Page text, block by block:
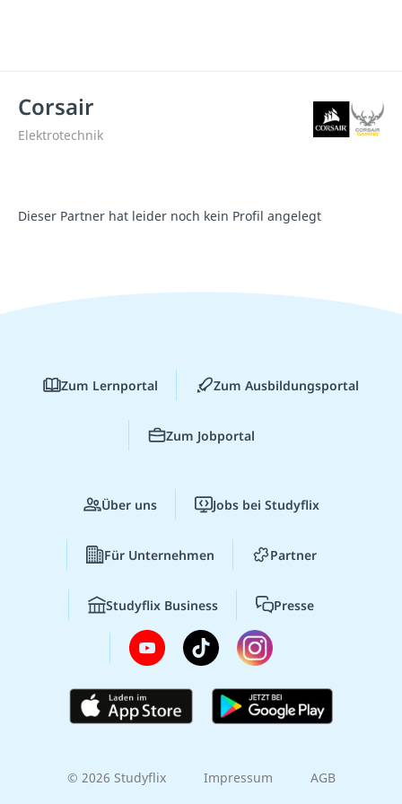
Corsair
Elektrotechnik
Dieser Partner hat leider noch kein Profil angelegt
Zum Lernportal Zum Ausbildungsportal
Zum Jobportal
Über uns Jobs bei Studyflix
Für Unternehmen Partner
Studyflix Business Presse
© 2026 Studyflix Impressum AGB